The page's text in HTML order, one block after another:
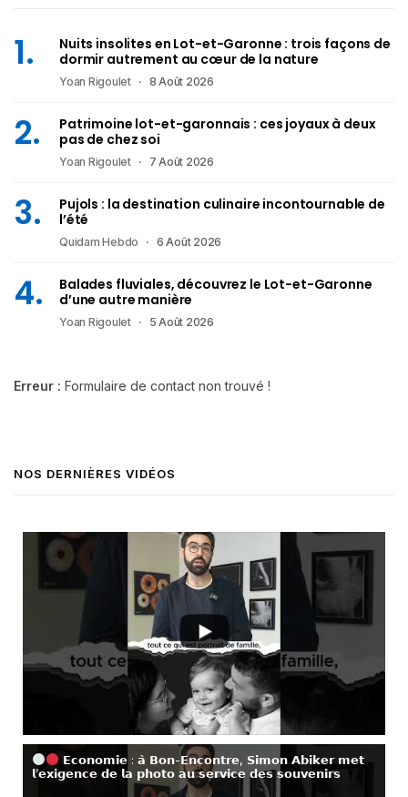
Nuits insolites en Lot-et-Garonne : trois façons de
dormir autrement au cœur de la nature
Yoan Rigoulet 8 Août 2026
Patrimoine lot-et-garonnais : ces joyaux à deux
pas de chez soi
Yoan Rigoulet 7 Août 2026
Pujols : la destination culinaire incontournable de
l’été
Quidam Hebdo 6 Août 2026
Balades fluviales, découvrez le Lot-et-Garonne
d’une autre manière
Yoan Rigoulet 5 Août 2026
Erreur : Formulaire de contact non trouvé !
NOS DERNIÈRES VIDÉOS
𝗘𝗰𝗼𝗻𝗼𝗺𝗶𝗲 : 𝗮̀ 𝗕𝗼𝗻-𝗘𝗻𝗰𝗼𝗻𝘁𝗿𝗲, 𝗦𝗶𝗺𝗼𝗻 𝗔𝗯𝗶𝗸𝗲𝗿 𝗺𝗲𝘁
𝗹’𝗲𝘅𝗶𝗴𝗲𝗻𝗰𝗲 𝗱𝗲 𝗹𝗮 𝗽𝗵𝗼𝘁𝗼 𝗮𝘂 𝘀𝗲𝗿𝘃𝗶𝗰𝗲 𝗱𝗲𝘀 𝘀𝗼𝘂𝘃𝗲𝗻𝗶𝗿𝘀